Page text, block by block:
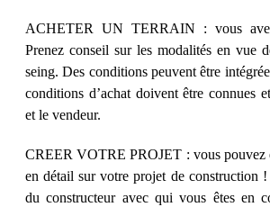
ACHETER UN TERRAIN : vous
Prenez conseil sur les modalités en vue
seing. Des conditions peuvent être
conditions d’achat doivent être connues
et le vendeur.
CREER VOTRE PROJET : vous pouvez
en détail sur votre projet de construction
du constructeur avec qui vous êtes en